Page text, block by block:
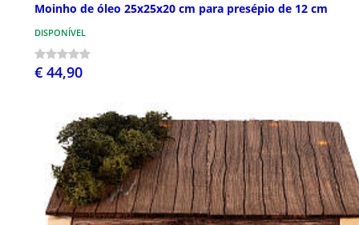
Moinho de óleo 25x25x20 cm para presépio de 12 cm
DISPONÍVEL
€ 44,90